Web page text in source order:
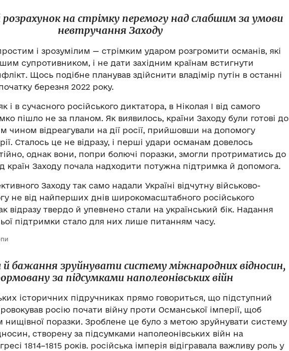
на стрімку перемогу над слабшим за умови
невтручання Заходу
і зрозумілим — стрімким ударом розгромити османів, які
супротивником, і не дати західним країнам встигнути
Щось подібне планував здійснити владімір путін в останні
березня 2022 року.
і в сучасного російського диктатора, в Ніколая І від самого
пішло не за планом. Як виявилось, країни Заходу були готові до
чином відреагували на дії росії, прийшовши на допомогу
Сталось це не відразу, і перші удари османам довелось
однак вони, попри болючі поразки, змогли протриматись до
країн Заходу почала надходити потужна підтримка й допомога.
Заходу так само надали Україні відчутну військово-
не від найперших днів широкомасштабного російського
відразу твердо й упевнено стали на український бік. Надання
підтримки стало для них лише питанням часу.
й бажання зруйнувати систему міжнародних відносин,
за підсумками наполеонівських війн
історичних підручниках прямо говориться, що підступний
росію почати війну проти Османської імперії, щоб
нищівної поразки. Зроблене це було з метою зруйнувати систему
створену за підсумками наполеонівських війн на
1814–1815 років. російська імперія відігравала важливу роль у